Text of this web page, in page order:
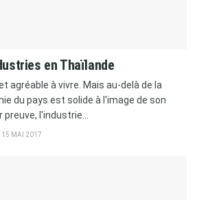
en Thaïlande
agréable à vivre. Mais au-delà de la
du pays est solide à l'image de son
l'industrie...
15 MAI 2017